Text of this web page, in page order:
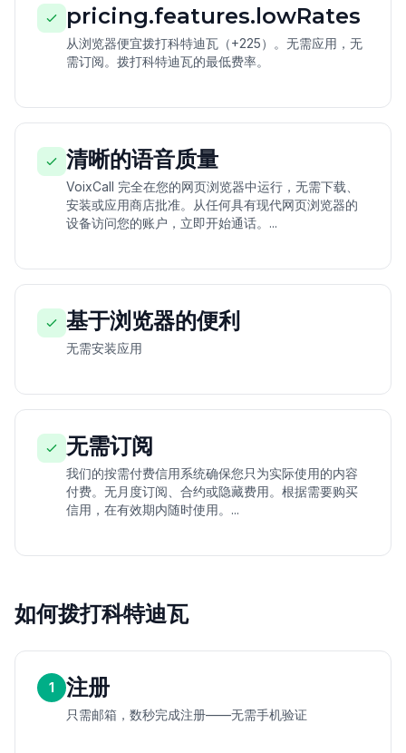
pricing.features.lowRates
从浏览器便宜拨打科特迪瓦（+225）。无需应用，无
需订阅。拨打科特迪瓦的最低费率。
清晰的语音质量
VoixCall 完全在您的网页浏览器中运行，无需下载、
安装或应用商店批准。从任何具有现代网页浏览器的
设备访问您的账户，立即开始通话。...
基于浏览器的便利
无需安装应用
无需订阅
我们的按需付费信用系统确保您只为实际使用的内容
付费。无月度订阅、合约或隐藏费用。根据需要购买
信用，在有效期内随时使用。...
如何拨打科特迪瓦
1 注册
只需邮箱，数秒完成注册——无需手机验证